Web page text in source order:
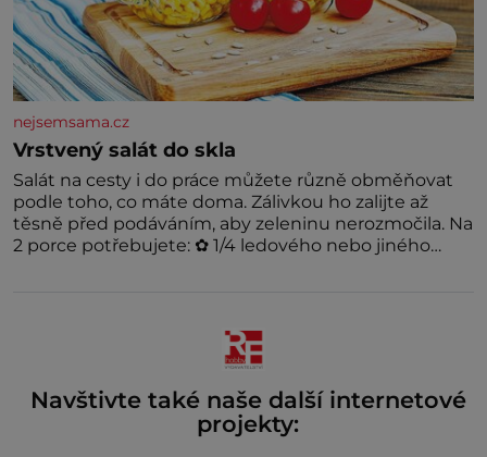
nejsemsama.cz
Vrstvený salát do skla
Salát na cesty i do práce můžete různě obměňovat
podle toho, co máte doma. Zálivkou ho zalijte až
těsně před podáváním, aby zeleninu nerozmočila. Na
2 porce potřebujete: ✿ 1/4 ledového nebo jiného
Navštivte také naše další internetové
projekty: